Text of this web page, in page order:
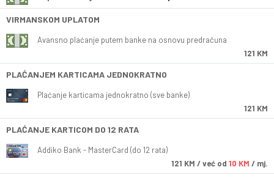
VIRMANSKOM UPLATOM
Avansno plaćanje putem banke na osnovu predračuna
121 KM
PLAĆANJEM KARTICAMA JEDNOKRATNO
Plaćanje karticama jednokratno (sve banke)
121 KM
PLAĆANJE KARTICOM DO 12 RATA
Addiko Bank - MasterCard (do 12 rata)
121 KM / već od 10 KM / mj.